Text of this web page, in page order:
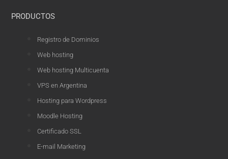
PRODUCTOS
Registro de Dominios
Web hosting
Web hosting Multicuenta
VPS en Argentina
Hosting para Wordpress
Moodle Hosting
Certificado SSL
E-mail Marketing